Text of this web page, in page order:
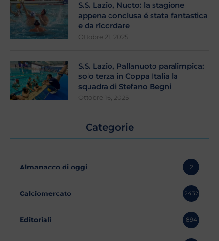
S.S. Lazio, Nuoto: la stagione
appena conclusa é stata fantastica
e da ricordare
Ottobre 21, 2025
S.S. Lazio, Pallanuoto paralimpica:
solo terza in Coppa Italia la
squadra di Stefano Begni
Ottobre 16, 2025
Categorie
Almanacco di oggi 2
Calciomercato 2432
Editoriali 894